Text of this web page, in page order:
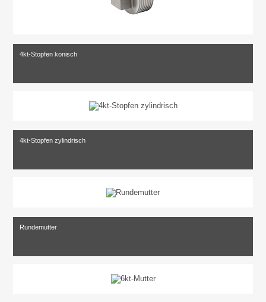
4kt-Stopfen konisch
4kt-Stopfen zylindrisch
Rundemutter